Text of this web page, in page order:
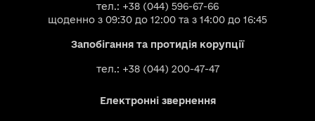
тел.: +38 (044) 596-67-66
щоденно з 09:30 до 12:00 та з 14:00 до 16:45
Запобігання та протидія корупції
тел.: +38 (044) 200-47-47
Електронні звернення